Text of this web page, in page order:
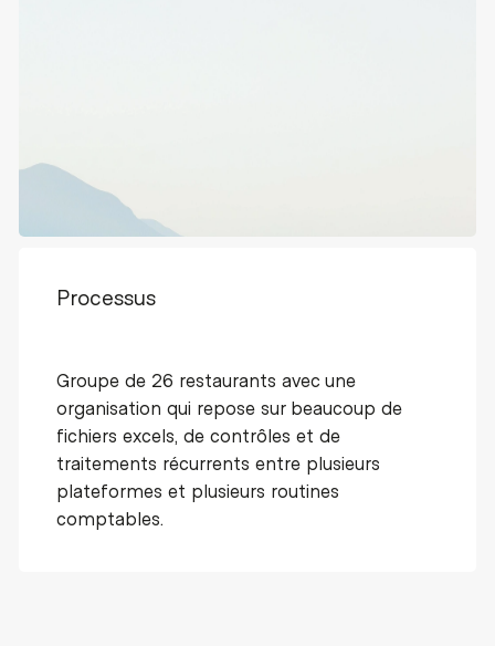
Processus
Groupe de 26 restaurants avec une
organisation qui repose sur beaucoup de
fichiers excels, de contrôles et de
traitements récurrents entre plusieurs
plateformes et plusieurs routines
comptables.